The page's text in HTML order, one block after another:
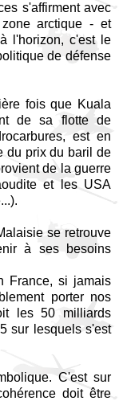
s'affirment avec
arctique - et
l'horizon, c'est le
de défense
fois que Kuala
de sa flotte de
est en
du prix du baril de
de la guerre
et les USA
se retrouve
à ses besoins
France, si jamais
porter nos
les 50 milliards
sur lesquels s'est
C'est sur
doit être